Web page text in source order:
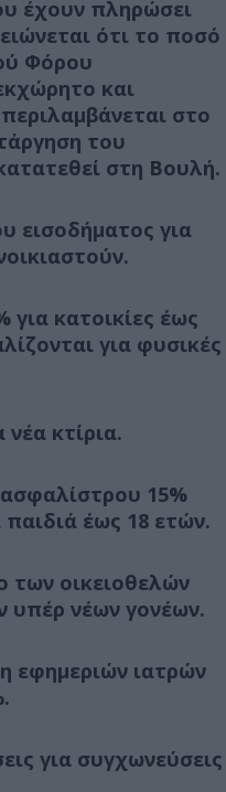
έχουν πληρώσει
ότι το ποσό
Φόρου
και
στο
του
στη Βουλή.
εισοδήματος για
κατοικίες έως
για φυσικές
κτίρια.
15%
έως 18 ετών.
οικειοθελών
υπέρ νέων γονέων.
εφημεριών ιατρών
για συγχωνεύσεις